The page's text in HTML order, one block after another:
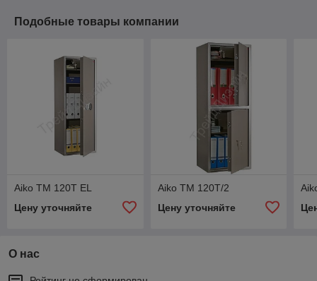
Подобные товары компании
Aiko ТМ 120T EL
Цену уточняйте
Aiko ТМ 120T/2
Цену уточняйте
О нас